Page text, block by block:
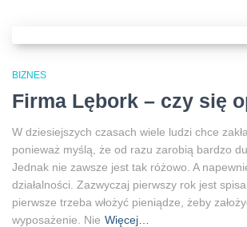
BIZNES
Firma Lębork – czy się
W dziesiejszych czasach wiele ludzi chce
ponieważ myślą, że od razu zarobią bardzo
Jednak nie zawsze jest tak różowo. A
działalności. Zazwyczaj pierwszy rok jest
pierwsze trzeba włożyć pieniądze, żeby
wyposażenie. Nie Więcej…